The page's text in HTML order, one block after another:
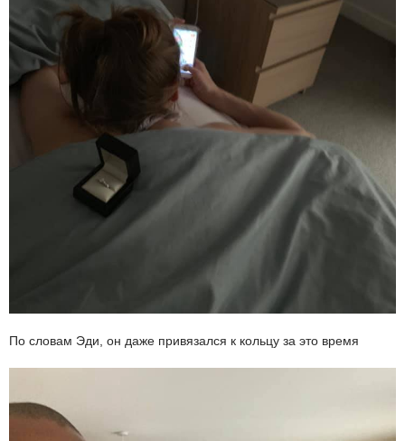
По словам Эди, он даже привязался к кольцу за это время